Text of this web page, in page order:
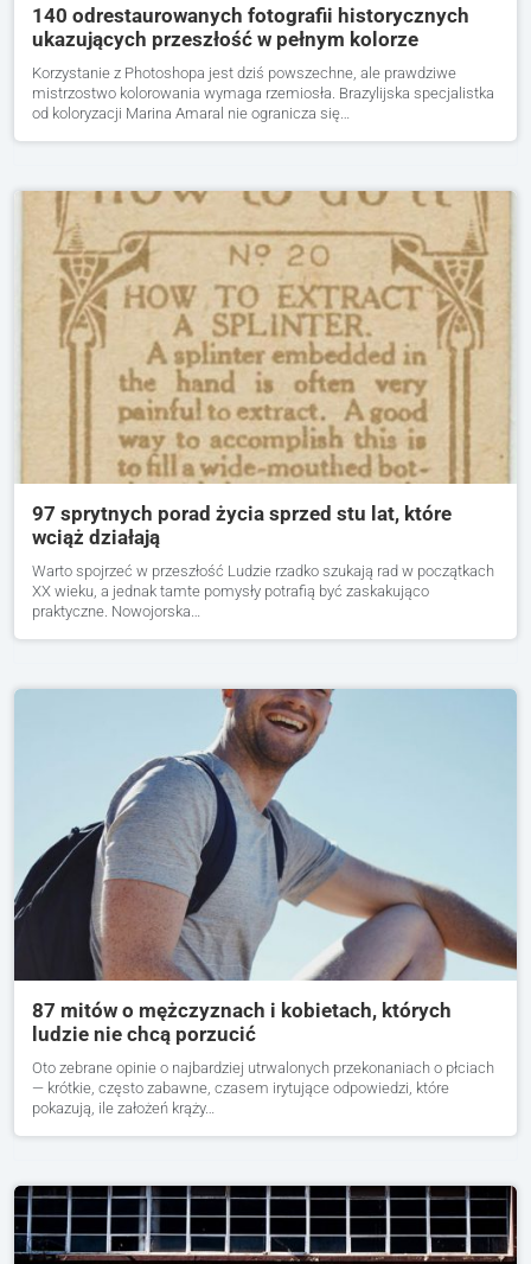
140 odrestaurowanych fotografii historycznych
ukazujących przeszłość w pełnym kolorze
Korzystanie z Photoshopa jest dziś powszechne, ale prawdziwe
mistrzostwo kolorowania wymaga rzemiosła. Brazylijska specjalistka
od koloryzacji Marina Amaral nie ogranicza się…
97 sprytnych porad życia sprzed stu lat, które
wciąż działają
Warto spojrzeć w przeszłość Ludzie rzadko szukają rad w początkach
XX wieku, a jednak tamte pomysły potrafią być zaskakująco
praktyczne. Nowojorska…
87 mitów o mężczyznach i kobietach, których
ludzie nie chcą porzucić
Oto zebrane opinie o najbardziej utrwalonych przekonaniach o płciach
— krótkie, często zabawne, czasem irytujące odpowiedzi, które
pokazują, ile założeń krąży…